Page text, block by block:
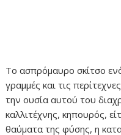
Το ασπρόμαυρο σκίτσο
γραμμές και τις
την ουσία αυτού του
καλλιτέχνης, κηπουρός,
θαύματα της φύσης, η